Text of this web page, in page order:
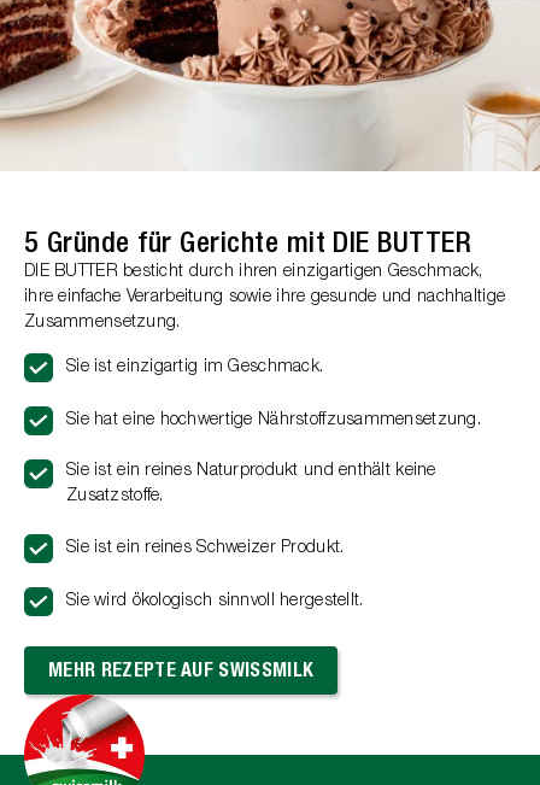
5 Gründe für Gerichte mit DIE BUTTER
DIE BUTTER besticht durch ihren einzigartigen Geschmack,
ihre einfache Verarbeitung sowie ihre gesunde und nachhaltige
Zusammensetzung.
Sie ist einzigartig im Geschmack.
Sie hat eine hochwertige Nährstoffzusammensetzung.
Sie ist ein reines Naturprodukt und enthält keine
Zusatzstoffe.
Sie ist ein reines Schweizer Produkt.
Sie wird ökologisch sinnvoll hergestellt.
MEHR REZEPTE AUF SWISSMILK